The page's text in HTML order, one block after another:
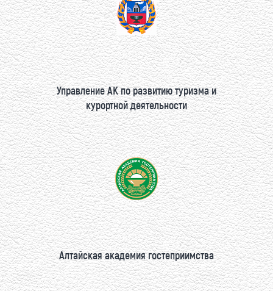
Управление АК по развитию туризма и
курортной деятельности
Алтайская академия гостеприимства